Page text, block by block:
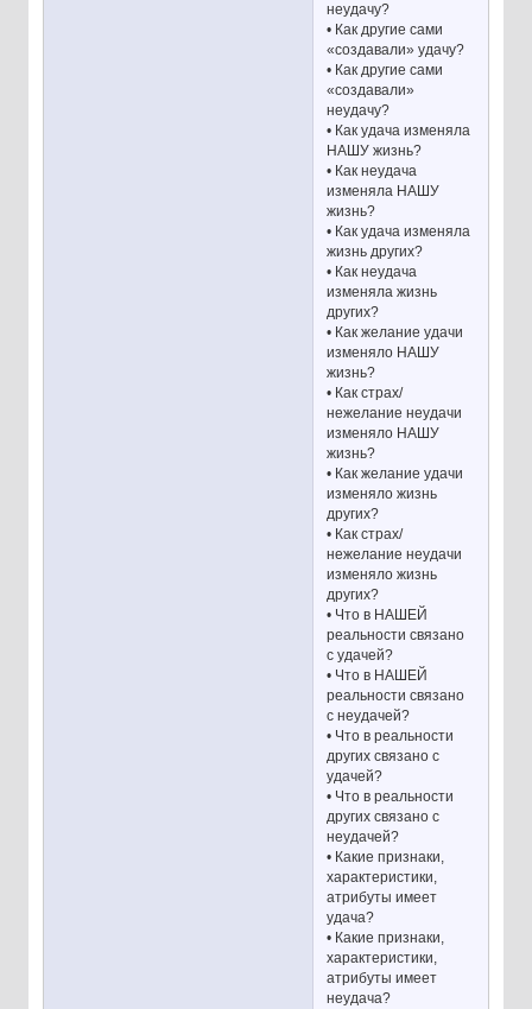
неудачу?
• Как другие сами
«создавали» удачу?
• Как другие сами
«создавали»
неудачу?
• Как удача изменяла
НАШУ жизнь?
• Как неудача
изменяла НАШУ
жизнь?
• Как удача изменяла
жизнь других?
• Как неудача
изменяла жизнь
других?
• Как желание удачи
изменяло НАШУ
жизнь?
• Как страх/
нежелание неудачи
изменяло НАШУ
жизнь?
• Как желание удачи
изменяло жизнь
других?
• Как страх/
нежелание неудачи
изменяло жизнь
других?
• Что в НАШЕЙ
реальности связано
с удачей?
• Что в НАШЕЙ
реальности связано
с неудачей?
• Что в реальности
других связано с
удачей?
• Что в реальности
других связано с
неудачей?
• Какие признаки,
характеристики,
атрибуты имеет
удача?
• Какие признаки,
характеристики,
атрибуты имеет
неудача?